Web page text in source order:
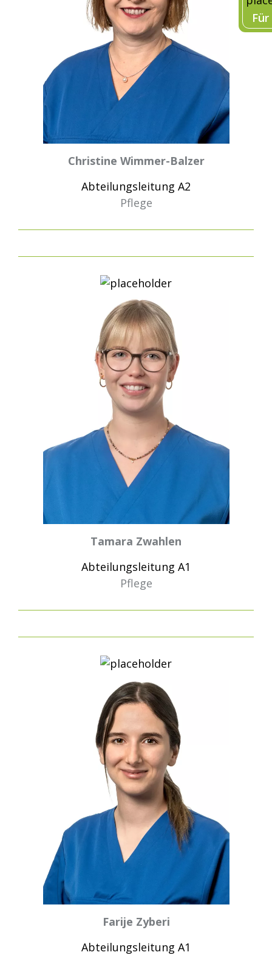
Christine Wimmer-Balzer
Abteilungsleitung A2
Pflege
Tamara Zwahlen
Abteilungsleitung A1
Pflege
Farije Zyberi
Abteilungsleitung A1